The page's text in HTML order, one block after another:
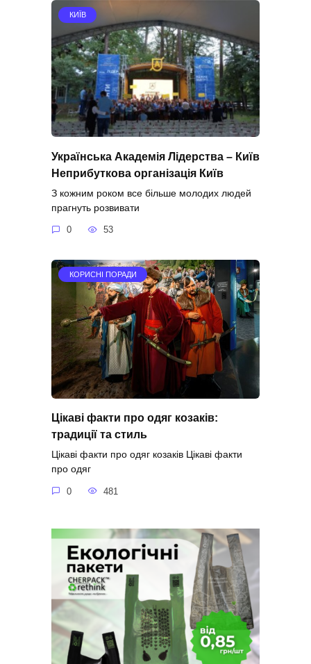
КИЇВ
Українська Академія Лідерства – Київ
Неприбуткова організація Київ
З кожним роком все більше молодих людей
прагнуть розвивати
0 53
КОРИСНІ ПОРАДИ
Цікаві факти про одяг козаків:
традиції та стиль
Цікаві факти про одяг козаків Цікаві факти
про одяг
0 481